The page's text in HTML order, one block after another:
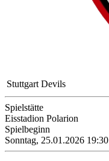
Stuttgart Devils
Spielstätte
Eisstadion Polarion
Spielbeginn
Sonntag, 25.01.2026 19:30